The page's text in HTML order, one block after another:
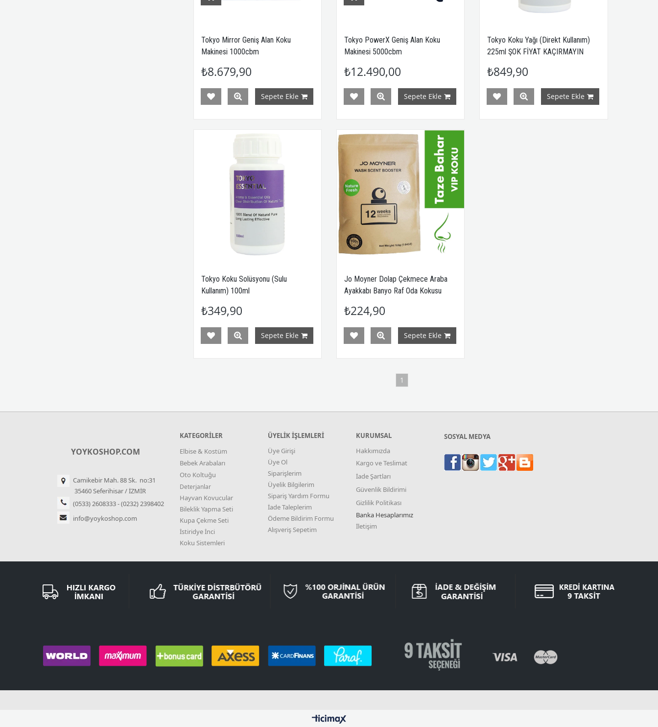
Tokyo Mirror Geniş Alan Koku
Makinesi 1000cbm
₺8.679,90
Sepete Ekle
Tokyo PowerX Geniş Alan Koku
Makinesi 5000cbm
₺12.490,00
Sepete Ekle
Tokyo Koku Yağı (Direkt Kullanım)
225ml ŞOK FİYAT KAÇIRMAYIN
₺849,90
Sepete Ekle
Tokyo Koku Solüsyonu (Sulu
Kullanım) 100ml
₺349,90
Sepete Ekle
Jo Moyner Dolap Çekmece Araba
Ayakkabı Banyo Raf Oda Kokusu
₺224,90
Sepete Ekle
1
YOYKOSHOP.COM
Camikebir Mah. 88 Sk. no:31
35460 Seferihisar / İZMİR
(0533) 2608333 - (0232) 2398402
info@yoykoshop.com
KATEGORİLER
Elbise & Kostüm
Bebek Arabaları
Oto Koltuğu
Deterjanlar
Hayvan Kovucular
Bileklik Yapma Seti
Kupa Çekme Seti
İstiridye İnci
Koku Sistemleri
ÜYELİK İŞLEMLERİ
Üye Girişi
Üye Ol
Siparişlerim
Üyelik Bilgilerim
Sipariş Yardım Formu
İade Taleplerim
Ödeme Bildirim Formu
Alışveriş Sepetim
KURUMSAL
Hakkımızda
Kargo ve Teslimat
İade Şartları
Güvenlik Bildirimi
Gizlilik Politikası
Banka Hesaplarımız
İletişim
SOSYAL MEDYA